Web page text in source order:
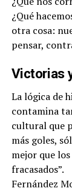
¿Qué
otra cosa:
pensar,
Victorias
La lógica de
contamina
cultural que
más goles,
mejor que
fracasados”.
Fernández